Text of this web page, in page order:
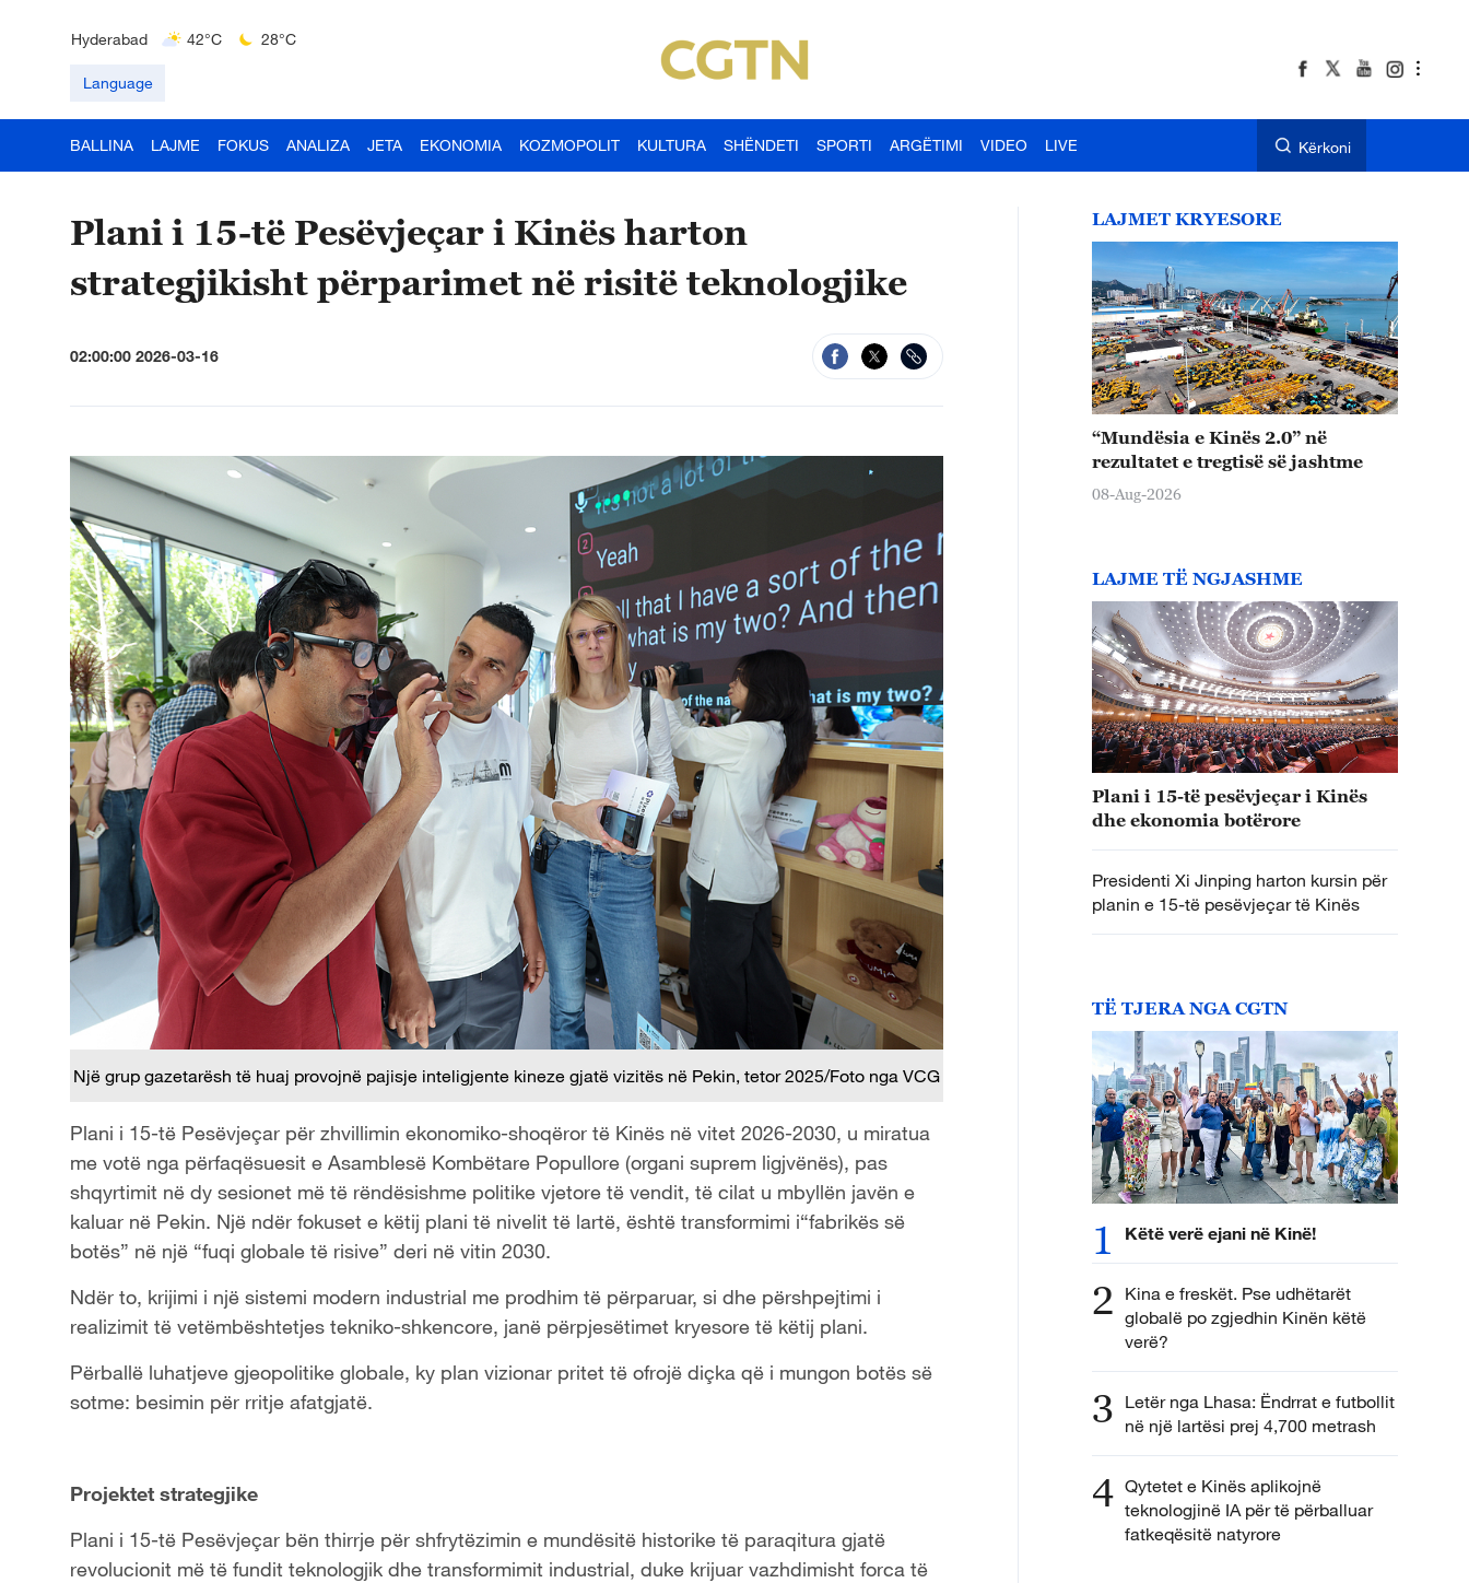
Mumbai
31°C 27°C
Language
BALLINA LAJME FOKUS ANALIZA JETA EKONOMIA KOZMOPOLIT KULTURA SHËNDETI SPORTI ARGËTIMI VIDEO LIVE Kërkoni
Plani i 15-të Pesëvjeçar i Kinës harton
strategjikisht përparimet në risitë teknologjike
02:00:00 2026-03-16
Një grup gazetarësh të huaj provojnë pajisje inteligjente kineze gjatë vizitës në Pekin, tetor 2025/Foto nga VCG
Plani i 15-të Pesëvjeçar për zhvillimin ekonomiko-shoqëror të Kinës në vitet 2026-2030, u miratua
me votë nga përfaqësuesit e Asamblesë Kombëtare Popullore (organi suprem ligjvënës), pas
shqyrtimit në dy sesionet më të rëndësishme politike vjetore të vendit, të cilat u mbyllën javën e
kaluar në Pekin. Një ndër fokuset e këtij plani të nivelit të lartë, është transformimi i“fabrikës së
botës” në një “fuqi globale të risive” deri në vitin 2030.
Ndër to, krijimi i një sistemi modern industrial me prodhim të përparuar, si dhe përshpejtimi i
realizimit të vetëmbështetjes tekniko-shkencore, janë përpjesëtimet kryesore të këtij plani.
Përballë luhatjeve gjeopolitike globale, ky plan vizionar pritet të ofrojë diçka që i mungon botës së
sotme: besimin për rritje afatgjatë.
Projektet strategjike
Plani i 15-të Pesëvjeçar bën thirrje për shfrytëzimin e mundësitë historike të paraqitura gjatë
revolucionit më të fundit teknologjik dhe transformimit industrial, duke krijuar vazhdimisht forca të
LAJMET KRYESORE
“Mundësia e Kinës 2.0” në
rezultatet e tregtisë së jashtme
08-Aug-2026
LAJME TË NGJASHME
Plani i 15-të pesëvjeçar i Kinës
dhe ekonomia botërore
Presidenti Xi Jinping harton kursin për
planin e 15-të pesëvjeçar të Kinës
TË TJERA NGA CGTN
1 Këtë verë ejani në Kinë!
2 Kina e freskët. Pse udhëtarët
globalë po zgjedhin Kinën këtë
verë?
3 Letër nga Lhasa: Ëndrrat e futbollit
në një lartësi prej 4,700 metrash
4 Qytetet e Kinës aplikojnë
teknologjinë IA për të përballuar
fatkeqësitë natyrore